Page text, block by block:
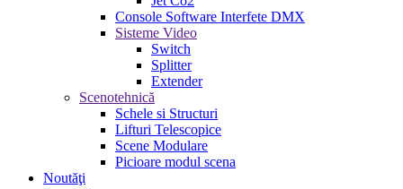
Console Software Interfete DMX
Sisteme Video
Switch
Splitter
Extender
Scenotehnică
Schele si Structuri
Lifturi Telescopice
Scene Modulare
Picioare modul scena
Noutăţi